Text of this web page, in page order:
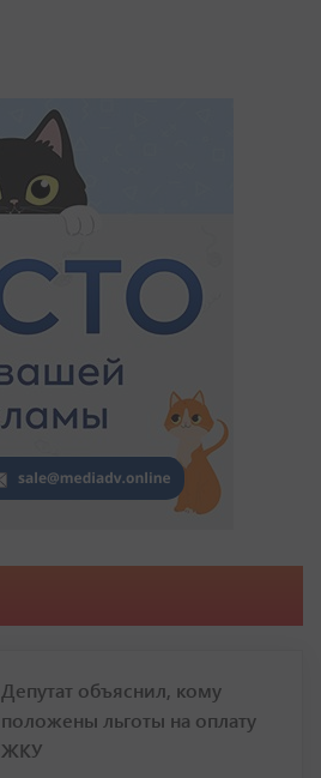
Депутат объяснил, кому
положены льготы на оплату
ЖКУ